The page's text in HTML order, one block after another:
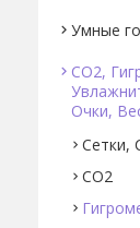
Умные
CO2,
Очки,
Сетки,
СО2